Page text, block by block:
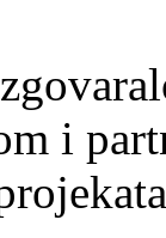
i